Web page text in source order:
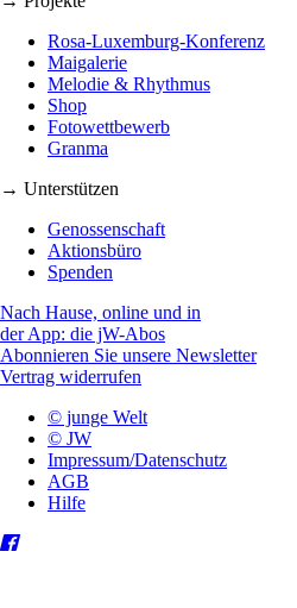
Rosa-Luxemburg-Konferenz
Maigalerie
Melodie & Rhythmus
Shop
Fotowettbewerb
Granma
→ Unterstützen
Genossenschaft
Aktionsbüro
Spenden
Nach Hause, online und in
der App: die jW-Abos
Abonnieren Sie unsere Newsletter
Vertrag widerrufen
© junge Welt
© JW
Impressum/Datenschutz
AGB
Hilfe